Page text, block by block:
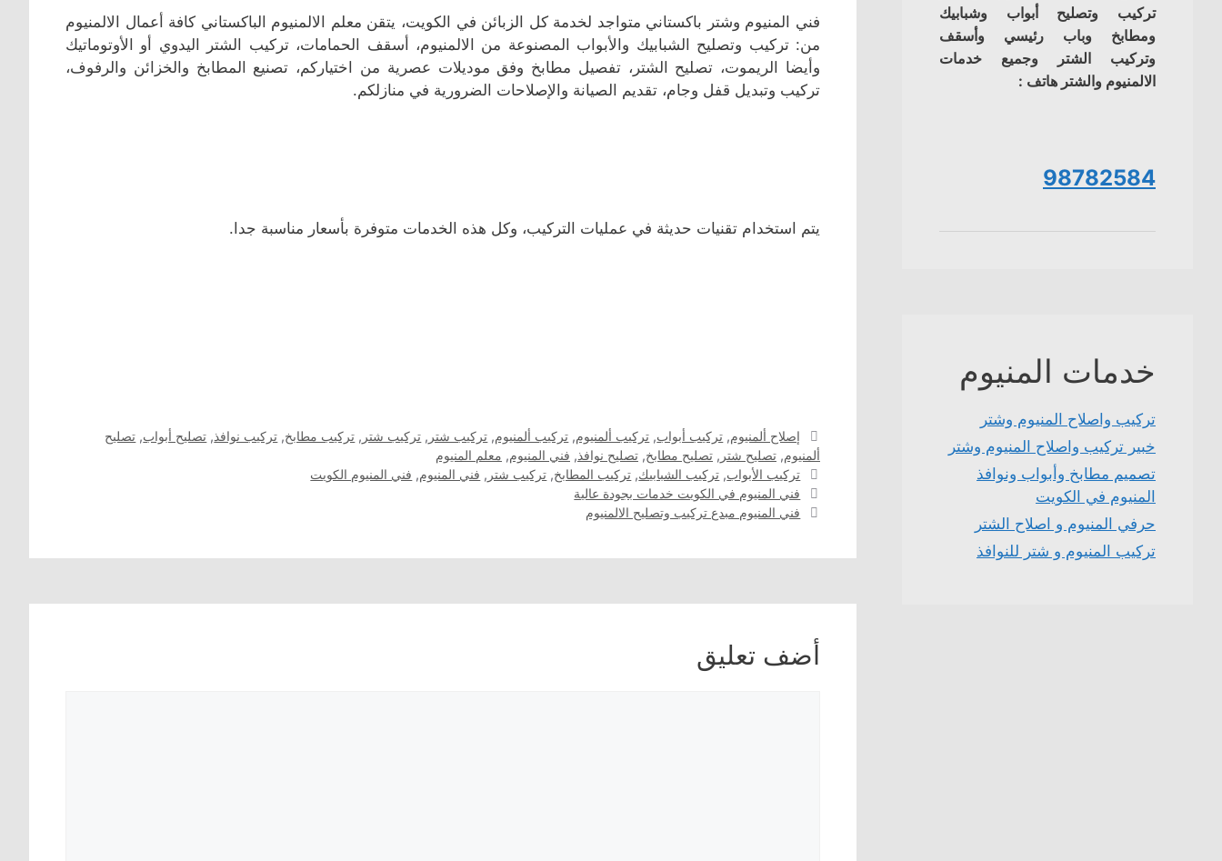
فني المنيوم وشتر باكستاني متواجد لخدمة كل الزبائن في الكويت، يتقن معلم الالمنيوم الباكستاني كافة أعمال الالمنيوم
من: تركيب وتصليح الشبابيك والأبواب المصنوعة من الالمنيوم، أسقف الحمامات، تركيب الشتر اليدوي أو الأوتوماتيك
وأيضا الريموت، تصليح الشتر، تفصيل مطابخ وفق موديلات عصرية من اختياركم، تصنيع المطابخ والخزائن والرفوف،
تركيب وتبديل قفل وجام، تقديم الصيانة والإصلاحات الضرورية في منازلكم.
يتم استخدام تقنيات حديثة في عمليات التركيب، وكل هذه الخدمات متوفرة بأسعار مناسبة جدا.
التصنيفات
إصلاح ألمنيوم, تركيب أبواب, تركيب ألمنيوم, تركيب ألمنيوم, تركيب شتر , تركيب شتر , تركيب مطابخ, تركيب نوافذ, تصليح أبواب, تصليح
ألمنيوم, تصليح شتر , تصليح مطابخ, تصليح نوافذ, فني المنيوم, معلم المنيوم
الوسوم
تركيب الأبواب, تركيب الشبابيك, تركيب المطابخ, تركيب شتر , فني المنيوم, فني المنيوم الكويت
فني المنيوم في الكويت خدمات بجودة عالية
فني المنيوم مبدع تركيب وتصليح الالمنيوم
أضف تعليق
تركيب وتصليح أبواب وشبابيك
ومطابخ وباب رئيسي وأسقف
وتركيب الشتر وجميع خدمات
الالمنيوم والشتر هاتف :
98782584
خدمات المنيوم
تركيب واصلاح المنيوم وشتر
خبير تركيب واصلاح المنيوم وشتر
تصميم مطابخ وأبواب ونوافذ
المنيوم في الكويت
حرفي المنيوم و اصلاح الشتر
تركيب المنيوم و شتر للنوافذ